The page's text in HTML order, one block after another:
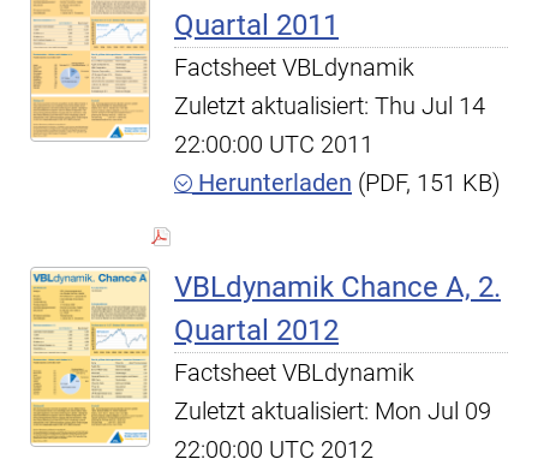
Quartal 2011
Factsheet VBLdynamik
Zuletzt aktualisiert: Thu Jul 14
22:00:00 UTC 2011
Herunterladen (PDF, 151 KB)
VBLdynamik Chance A, 2.
Quartal 2012
Factsheet VBLdynamik
Zuletzt aktualisiert: Mon Jul 09
22:00:00 UTC 2012